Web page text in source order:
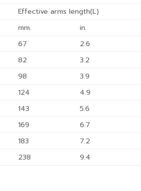
Effective arms length(L)
mm. in.
67 2.6
82 3.2
98 3.9
124 4.9
143 5.6
169 6.7
183 7.2
238 9.4